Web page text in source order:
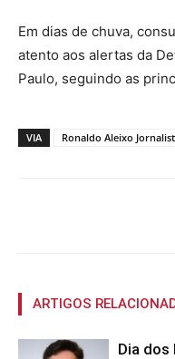
Em dias de chuva,
atento aos alertas da
Paulo, seguindo as
VIA Ronaldo Aleixo
ARTIGOS
Dia dos